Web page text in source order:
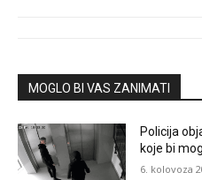
MOGLO BI VAS ZANIMATI
Policija
koje bi
6. kolovoza